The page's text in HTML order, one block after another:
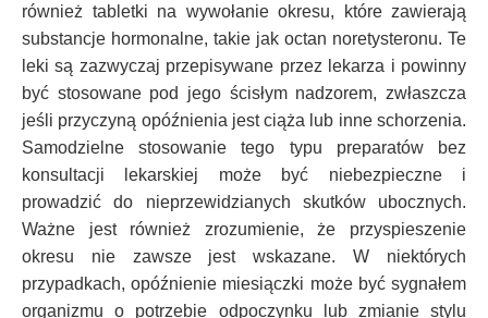
również tabletki na wywołanie okresu, które zawierają
substancje hormonalne, takie jak octan noretysteronu. Te
leki są zazwyczaj przepisywane przez lekarza i powinny
być stosowane pod jego ścisłym nadzorem, zwłaszcza
jeśli przyczyną opóźnienia jest ciąża lub inne schorzenia.
Samodzielne stosowanie tego typu preparatów bez
konsultacji lekarskiej może być niebezpieczne i
prowadzić do nieprzewidzianych skutków ubocznych.
Ważne jest również zrozumienie, że przyspieszenie
okresu nie zawsze jest wskazane. W niektórych
przypadkach, opóźnienie miesiączki może być sygnałem
organizmu o potrzebie odpoczynku lub zmianie stylu